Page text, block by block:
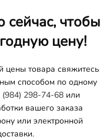
сейчас, чтобы
цену!
цены товара свяжитесь
способом по одному
(984) 298-74-68 или
вашего заказа
или электронной